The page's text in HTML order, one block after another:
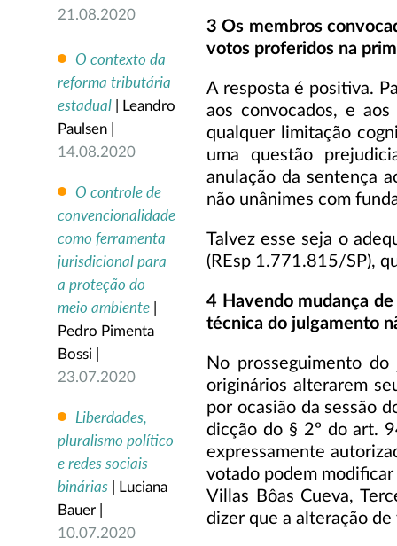
21.08.2020
O contexto da
reforma tributária
estadual | Leandro
Paulsen |
14.08.2020
O controle de
convencionalidade
como ferramenta
jurisdicional para
a proteção do
meio ambiente
Pedro Pimenta
Bossi |
23.07.2020
Liberdades,
pluralismo político
e redes sociais
binárias | Luciana
Bauer |
10.07.2020
3 Os membros
votos proferidos na
A resposta é positiva.
aos convocados, e
qualquer limitação
uma questão
anulação da sentença
não unânimes com
Talvez esse seja o
(REsp 1.771.815/SP),
4 Havendo mudança
técnica do julgamento
No prosseguimento
originários alterarem
por ocasião da sessão
dicção do § 2º do art.
expressamente
votado podem
Villas Bôas Cueva,
dizer que a alteração